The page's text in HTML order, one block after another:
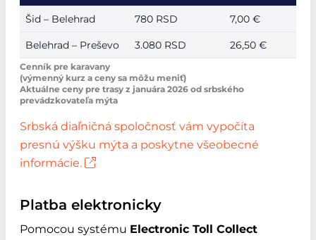
Cenník pre karavany
(výmenný kurz a ceny sa môžu meniť)
Aktuálne ceny pre trasy z januára 2026 od srbského
prevádzkovateľa mýta
Šid – Belehrad 780 RSD 7,00 €
Belehrad – Preševo 3.080 RSD 26,50 €
Srbská diaľničná spoločnosť vám vypočíta
presnú výšku mýta a poskytne všeobecné
informácie.
Platba elektronicky
Pomocou systému Electronic Toll Collect